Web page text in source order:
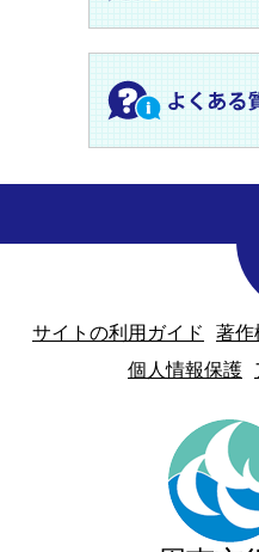
サイトの利用ガイド
著作
個人情報保護